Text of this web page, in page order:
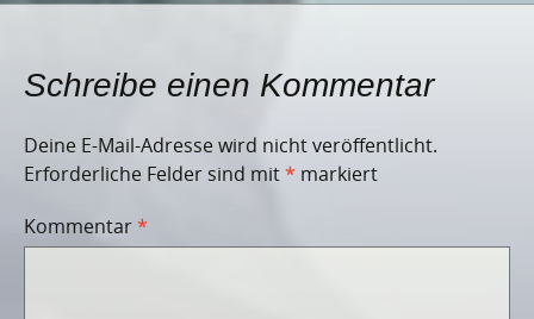
Schreibe einen Kommentar
Deine E-Mail-Adresse wird nicht veröffentlicht.
Erforderliche Felder sind mit* markiert
Kommentar*